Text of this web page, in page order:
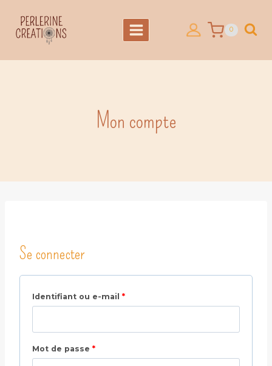
contenu
0
Mon compte
Se connecter
Identifiant ou e-mail *O
l
Mot de passe *O